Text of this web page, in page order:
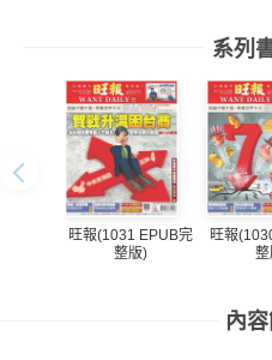
系列
旺報(1031 EPUB完
整版)
旺報
內